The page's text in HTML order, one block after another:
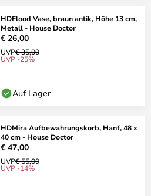
HDFlood Vase, braun antik, Höhe 13 cm,
Metall - House Doctor
€ 26,00
UVP€ 35,00
UVP -25%
Auf Lager
HDMira Aufbewahrungskorb, Hanf, 48 x
40 cm - House Doctor
€ 47,00
UVP€ 55,00
UVP -14%